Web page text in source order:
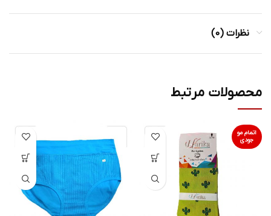
نظرات (0)
محصولات مرتبط
اتمام مو
جودی